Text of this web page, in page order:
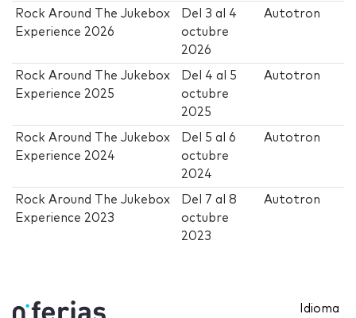
Rock Around The Jukebox
Experience 2026
Del 3 al 4
octubre
2026
Autotron
Rock Around The Jukebox
Experience 2025
Del 4 al 5
octubre
2025
Autotron
Rock Around The Jukebox
Experience 2024
Del 5 al6
octubre
2024
Autotron
Rock Around The Jukebox
Experience 2023
Del 7 al8
octubre
2023
Autotron
Idioma